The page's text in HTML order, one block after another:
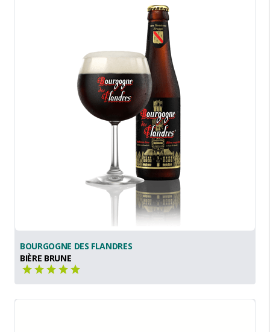
BOURGOGNE DES FLANDRES
BIÈRE BRUNE